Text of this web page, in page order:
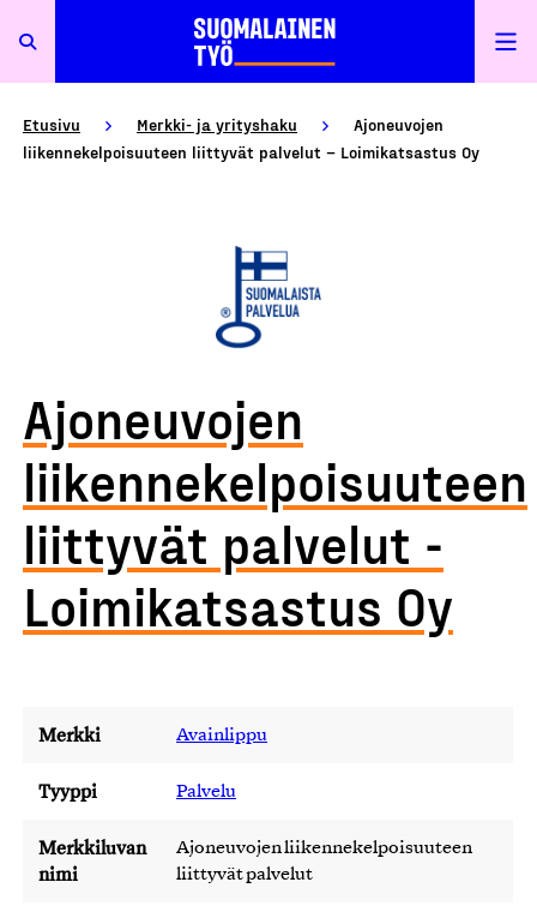
Etusivu Merkki- ja yrityshaku
Ajoneuvojen
liikennekelpoisuuteen liittyvät palvelut – Loimikatsastus Oy
Ajoneuvojen
liikennekelpoisuuteen
liittyvät palvelut -
Loimikatsastus Oy
Merkki Avainlippu
Tyyppi Palvelu
Merkkiluvan
nimi
Ajoneuvojen liikennekelpoisuuteen
liittyvät palvelut